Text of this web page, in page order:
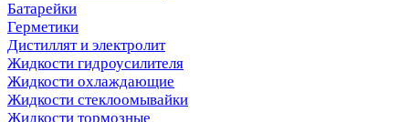
Батарейки
Герметики
Дистиллят и электролит
Жидкости гидроусилителя
Жидкости охлаждающие
Жидкости стеклоомывайки
Жидкости тормозные